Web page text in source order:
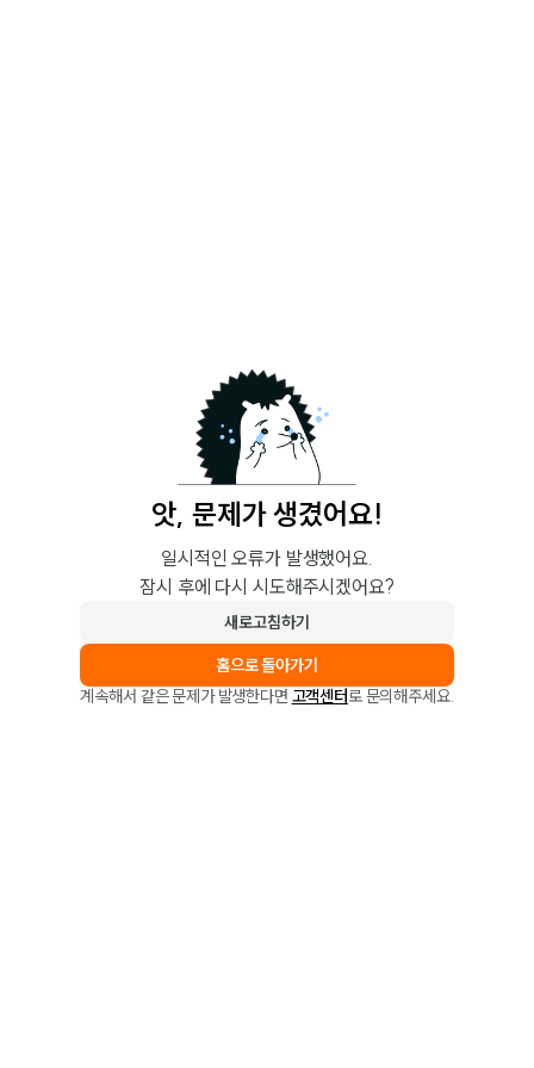
앗, 문제가 생겼어요!
일시적인 오류가 발생했어요.
잠시 후에 다시 시도해주시겠어요?
새로고침하기
홈으로 돌아가기
계속해서 같은 문제가 발생한다면 고객센터로 문의해주세요.